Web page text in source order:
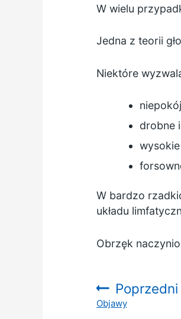
W wielu
Jedna z teorii
Niektóre
drobne
W bardzo
układu
Obrzęk
Poprzedni
:Objawy